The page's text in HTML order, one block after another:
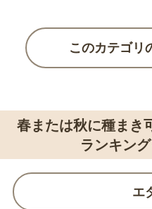
このカテゴリ
春または秋に種まき
ランキン
エ